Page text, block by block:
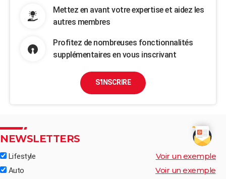
Mettez en avant votre expertise et aidez les
autres membres
Profitez de nombreuses fonctionnalités
supplémentaires en vous inscrivant
S'INSCRIRE
NEWSLETTERS
Lifestyle Voir un exemple
Auto Voir un exemple